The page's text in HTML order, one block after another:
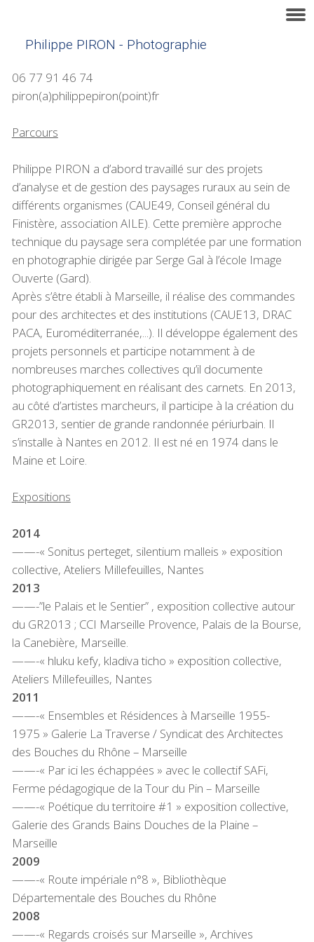
Philippe PIRON - Photographie
06 77 91 46 74
piron(a)philippepiron(point)fr
Parcours
Philippe PIRON a d’abord travaillé sur des projets
d’analyse et de gestion des paysages ruraux au sein de
différents organismes (CAUE49, Conseil général du
Finistère, association AILE). Cette première approche
technique du paysage sera complétée par une formation
en photographie dirigée par Serge Gal à l’école Image
Ouverte (Gard).
Après s’être établi à Marseille, il réalise des commandes
pour des architectes et des institutions (CAUE13, DRAC
PACA, Euroméditerranée,...). Il développe également des
projets personnels et participe notamment à de
nombreuses marches collectives qu’il documente
photographiquement en réalisant des carnets. En 2013,
au côté d’artistes marcheurs, il participe à la création du
GR2013, sentier de grande randonnée périurbain. Il
s’installe à Nantes en 2012. Il est né en 1974 dans le
Maine et Loire.
Expositions
2014
——-« Sonitus perteget, silentium malleis » exposition
collective, Ateliers Millefeuilles, Nantes
2013
——-”le Palais et le Sentier” , exposition collective autour
du GR2013 ; CCI Marseille Provence, Palais de la Bourse,
la Canebière, Marseille.
——-« hluku kefy, kladiva ticho » exposition collective,
Ateliers Millefeuilles, Nantes
2011
——-« Ensembles et Résidences à Marseille 1955-
1975 » Galerie La Traverse / Syndicat des Architectes
des Bouches du Rhône – Marseille
——-« Par ici les échappées » avec le collectif SAFi,
Ferme pédagogique de la Tour du Pin – Marseille
——-« Poétique du territoire #1 » exposition collective,
Galerie des Grands Bains Douches de la Plaine –
Marseille
2009
——-« Route impériale n°8 », Bibliothèque
Départementale des Bouches du Rhône
2008
——-« Regards croisés sur Marseille », Archives